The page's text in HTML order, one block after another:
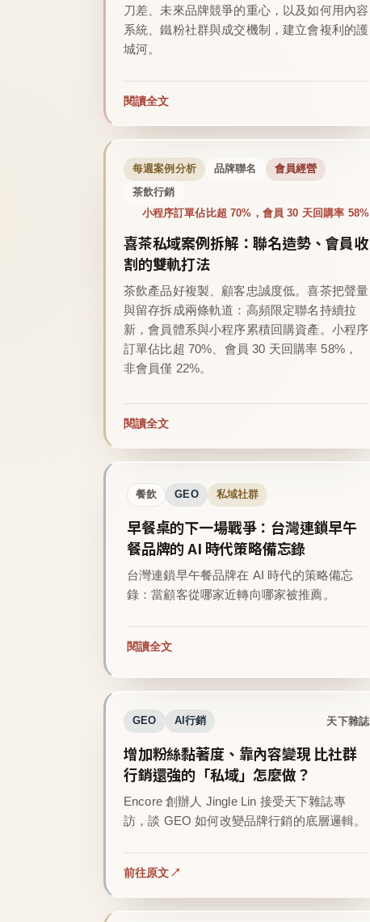
刀差、未來品牌競爭的重心，以及如何用內容
系統、鐵粉社群與成交機制，建立會複利的護
城河。
閱讀全文
每週案例分析 品牌聯名 會員經營
茶飲行銷
小程序訂單佔比超 70%，會員 30 天回購率 58%
喜茶私域案例拆解：聯名造勢、會員收
割的雙軌打法
茶飲產品好複製、顧客忠誠度低。喜茶把聲量
與留存拆成兩條軌道：高頻限定聯名持續拉
新，會員體系與小程序累積回購資產。小程序
訂單佔比超 70%、會員 30 天回購率 58%，
非會員僅 22%。
閱讀全文
餐飲 GEO 私域社群
早餐桌的下一場戰爭：台灣連鎖早午
餐品牌的 AI 時代策略備忘錄
台灣連鎖早午餐品牌在 AI 時代的策略備忘
錄：當顧客從哪家近轉向哪家被推薦。
閱讀全文
GEO AI行銷 天下雜誌
增加粉絲黏著度、靠內容變現 比社群
行銷還強的「私域」怎麼做？
Encore 創辦人 Jingle Lin 接受天下雜誌專
訪，談 GEO 如何改變品牌行銷的底層邏輯。
前往原文